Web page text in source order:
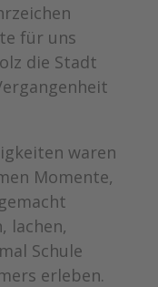
für uns
die Stadt
waren
Momente,
lachen,
Schule
erleben.